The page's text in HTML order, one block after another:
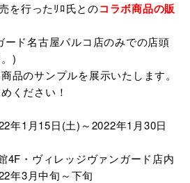
を行ったﾘﾛ氏とのコラボ商品の販
ード名古屋パルコ店のみでの店頭
)
品のサンプルを展示いたします。
ください！
年1月15日(土)～2022年1月30日
4F・ヴィレッジヴァンガード店内
年3月中旬～下旬